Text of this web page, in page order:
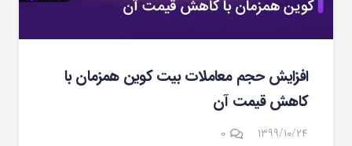
افزایش حجم معاملات بیت کوین همزمان با
کاهش قیمت آن
۱۳۹۹/۱۰/۲۴ ۰